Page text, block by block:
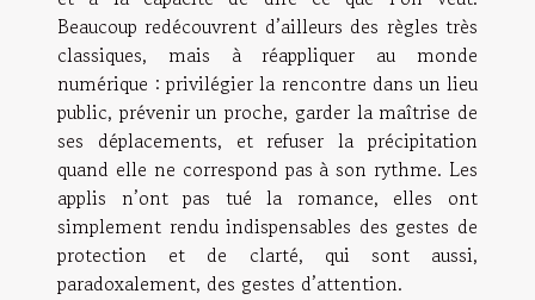
Beaucoup redécouvrent d’ailleurs des règles très
classiques, mais à réappliquer au monde
numérique : privilégier la rencontre dans un lieu
public, prévenir un proche, garder la maîtrise de
ses déplacements, et refuser la précipitation
quand elle ne correspond pas à son rythme. Les
applis n’ont pas tué la romance, elles ont
simplement rendu indispensables des gestes de
protection et de clarté, qui sont aussi,
paradoxalement, des gestes d’attention.